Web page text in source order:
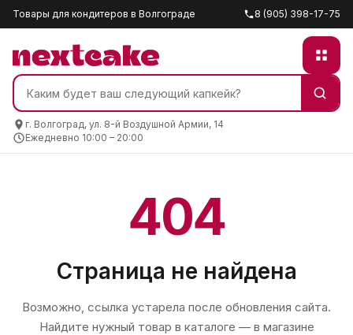
Товары для кондитеров в Волгограде 8 (905) 398-17-75
г. Волгоград, ул. 8-й Воздушной Армии, 14
Ежедневно 10:00 – 20:00
404
Страница не найдена
Возможно, ссылка устарела после обновления сайта.
Найдите нужный товар в каталоге — в магазине